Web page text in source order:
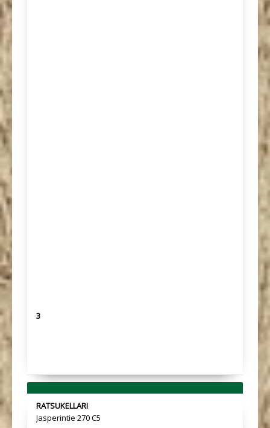
3
RATSUKELLARI
Jasperintie 270 C5